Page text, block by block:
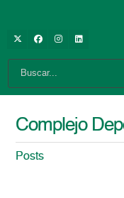
Complejo
Posts